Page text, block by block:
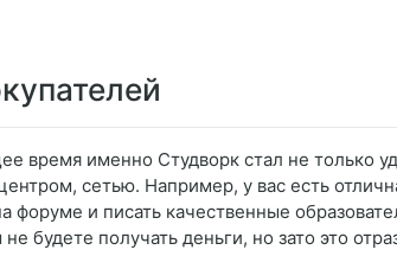
время именно Студворк стал не только
сетью. Например, у вас есть
форуме и писать качественные
будете получать деньги, но зато это